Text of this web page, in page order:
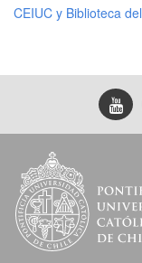
CEIUC y Biblioteca